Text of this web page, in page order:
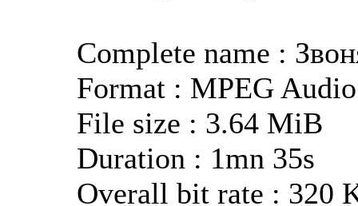
Complete name :
Format : MPEG Audio
File size : 3.64 MiB
Duration : 1mn 35s
Overall bit rate : 320